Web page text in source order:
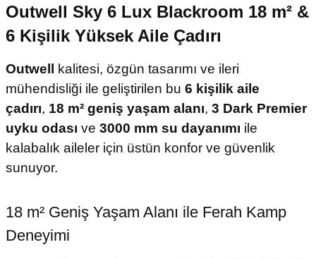
Outwell Sky 6 Lux Blackroom 18 m² &
6 Kişilik Yüksek Aile Çadırı
Outwell
kalitesi, özgün tasarımı ve ileri
mühendisliği ile geliştirilen bu 6 kişilik aile
çadırı, 18 m² geniş yaşam alanı, 3 Dark Premier
uyku odası ve 3000 mm su dayanımı ile
kalabalık aileler için üstün konfor ve güvenlik
sunuyor.
18 m² Geniş Yaşam Alanı ile Ferah Kamp
Deneyimi